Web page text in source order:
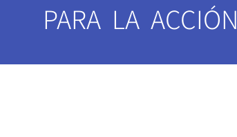
PARA LA ACCIÓN